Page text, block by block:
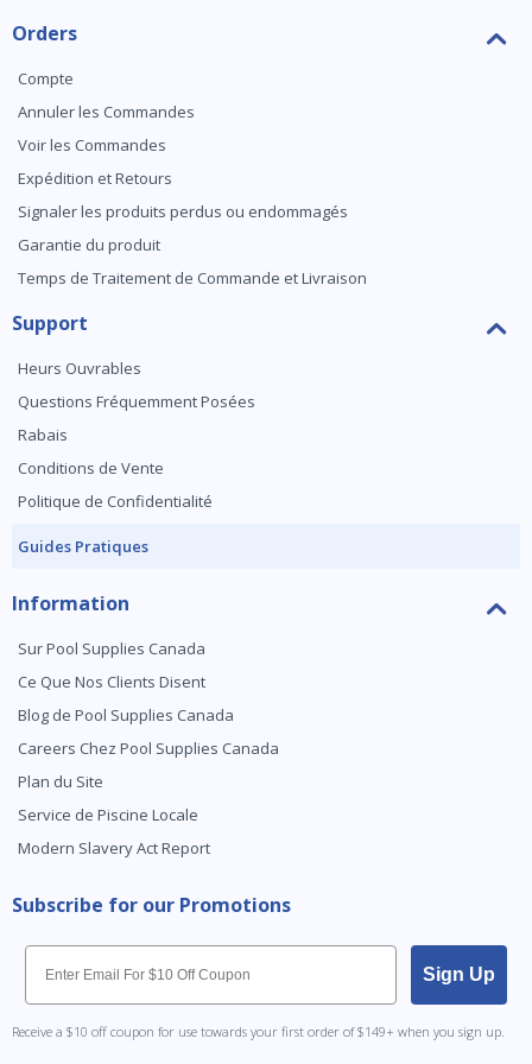
Orders
Compte
Annuler les Commandes
Voir les Commandes
Expédition et Retours
Signaler les produits perdus ou endommagés
Garantie du produit
Temps de Traitement de Commande et Livraison
Support
Heurs Ouvrables
Questions Fréquemment Posées
Rabais
Conditions de Vente
Politique de Confidentialité
Guides Pratiques
Information
Sur Pool Supplies Canada
Ce Que Nos Clients Disent
Blog de Pool Supplies Canada
Careers Chez Pool Supplies Canada
Plan du Site
Service de Piscine Locale
Modern Slavery Act Report
Subscribe for our Promotions
Email
Sign Up
Receive a $10 off coupon for use towards your first order of $149+ when you sign up.